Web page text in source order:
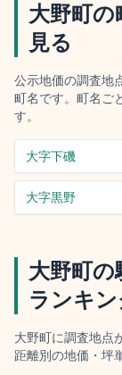
大野町の
見る
公示地価の調査地
町名です。町名ご
す。
大字下磯
大字黒野
大野町の
ランキン
大野町に調査地点
距離別の地価・坪